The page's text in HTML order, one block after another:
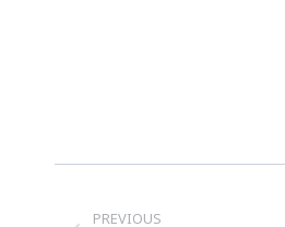
PREVIOUS